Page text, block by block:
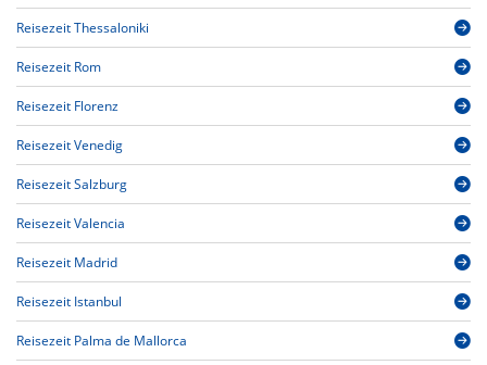
Reisezeit Thessaloniki
Reisezeit Rom
Reisezeit Florenz
Reisezeit Venedig
Reisezeit Salzburg
Reisezeit Valencia
Reisezeit Madrid
Reisezeit Istanbul
Reisezeit Palma de Mallorca